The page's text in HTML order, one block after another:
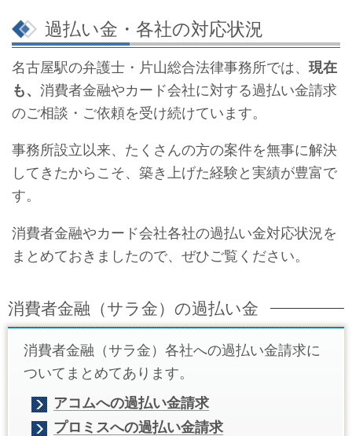
過払い金・各社の対応状況
名古屋駅の弁護士・片山総合法律事務所では、 現在
も、 消費者金融やカード会社に対する過払い金請求
のご相談・ご依頼を受け続けています。
事務所設立以来、たくさんの方の案件を無事に解決
してきたからこそ、築き上げた経験と実績が豊富で
す。
消費者金融やカード会社各社の過払い金対応状況を
まとめておきましたので、ぜひご覧ください。
消費者金融（サラ金）の過払い金
消費者金融（サラ金）各社への過払い金請求に
ついてまとめてあります。
アコムへの過払い金請求
プロミスへの過払い金請求